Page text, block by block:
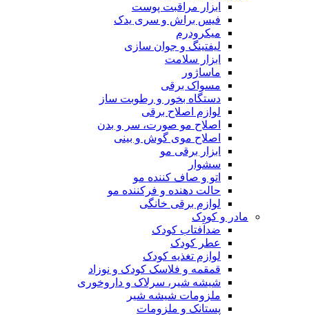
ابزار مراقبت پوست
فیس براش و سری یدک
میکرودرم
لیفتینگ و جوان سازی
ابزار سلامت
ماساژور
مسواک برقی
دستگاه بخور و رطوبت ساز
لوازم اصلاح برقی
اصلاح مو صورت، سر و بدن
اصلاح موی گوش و بینی
ابزار برقی مو
سشوار
اتو و صاف کننده مو
حالت دهنده و فرکننده مو
لوازم برقی خانگی
مادر و کودک
ضدآفتاب کودک
عطر کودک
لوازم تغذیه کودک
قمقمه و فلاسک کودک و نوزاد
شیشه شیر، سرلاک و داروخوری
ملزومات شیشه شیر
پستانک و ملزومات